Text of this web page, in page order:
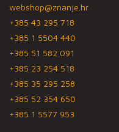
webshop@znanje.hr
+385 43 295 718
+385 1 5504 440
+385 51 582 091
+385 23 254 518
+385 35 295 258
+385 52 354 650
+385 1 5577 953